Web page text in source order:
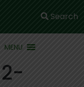
Search
MENU